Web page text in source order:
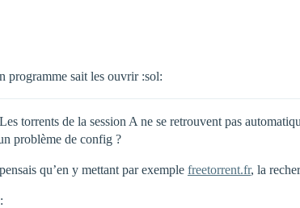
programme sait les ouvrir :sol:
torrents de la session A ne se retrouvent pas
problème de config ?
qu’en y mettant par exemple freetorrent.fr, la